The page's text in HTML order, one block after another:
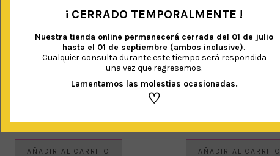
AÑADIR AL CARRITO AÑADIR AL CARRITO
¡ CERRADO TEMPORALMENTE !
Nuestra tienda online permanecerá cerrada del 01 de julio
hasta el 01 de septiembre (ambos inclusive).
Cualquier consulta durante este tiempo será respondida
una vez que regresemos.
Lamentamos las molestias ocasionadas.
♡